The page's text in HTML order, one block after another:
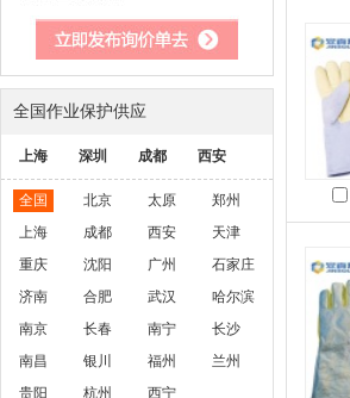
全国作业保护供应
上海 深圳 成都 西安
全国 北京 太原
郑州
上海
成都 西安
天津
重庆
沈阳 广州
石家庄
济南
合肥 武汉
哈尔滨
南京
长春 南宁
长沙
南昌
银川 福州
兰州
贵阳
杭州 西宁